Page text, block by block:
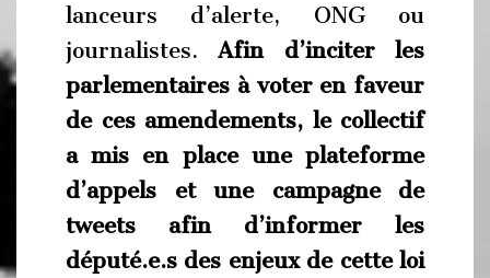
lanceurs d’alerte, ONG ou
journalistes.Afin d’inciter les
parlementaires à voter en faveur
de ces amendements, le collectif
a mis en place une plateforme
d’appels et une campagne de
tweets afin d’informer les
député.e.s des enjeux de cette loi